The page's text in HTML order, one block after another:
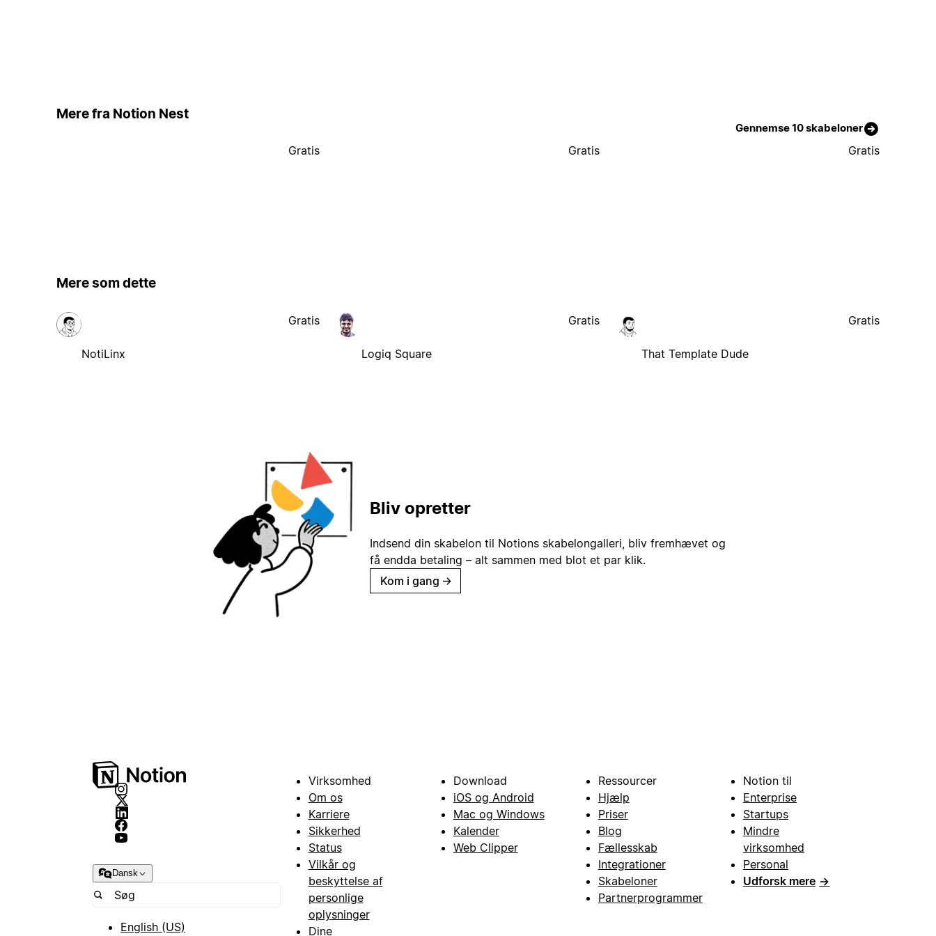
Mere fra Notion Nest
Gennemse 10 skabeloner
Gratis Gratis Gratis
Mere som dette
NotiLinx
Gratis
Logiq Square
Gratis
That Template Dude
Gratis
Bliv opretter
Indsend din skabelon til Notions skabelongalleri, bliv fremhævet og
få endda betaling – alt sammen med blot et par klik.
Kom i gang →
Dansk
English (US)
Virksomhed
Om os
Karriere
Sikkerhed
Status
Vilkår og
beskyttelse af
personlige
oplysninger
Dine
Download
iOS og Android
Mac og Windows
Kalender
Web Clipper
Ressourcer
Hjælp
Priser
Blog
Fællesskab
Integrationer
Skabeloner
Partnerprogrammer
Notion til
Enterprise
Startups
Mindre
virksomhed
Personal
Udforsk mere →